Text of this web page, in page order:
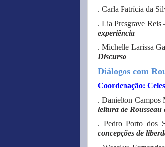
. Carla Patrícia da
. Lia Presgrave Reis
experiência
. Michelle Larissa
Discurso
Diálogos com
Coordenação:
. Danielton Campos
leitura de
. Pedro Porto dos
concepções de